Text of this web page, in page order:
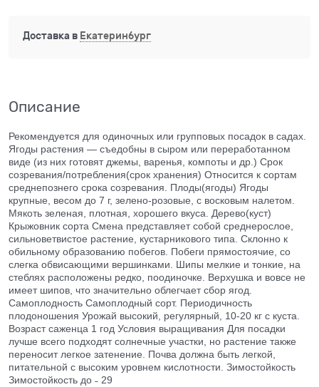
Доставка в Екатеринбург
Описание
Рекомендуется для одиночных или групповых посадок в садах.
Ягоды растения — съедобны в сыром или переработанном
виде (из них готовят джемы, варенья, компоты и др.) Срок
созревания/потребления(срок хранения) Относится к сортам
среднепознего срока созревания. Плоды(ягоды) Ягоды
крупные, весом до 7 г, зелено-розовые, с восковым налетом.
Мякоть зеленая, плотная, хорошего вкуса. Дерево(куст)
Крыжовник сорта Смена представляет собой среднерослое,
сильноветвистое растение, кустарникового типа. Склонно к
обильному образованию побегов. Побеги прямостоячие, со
слегка обвисающими вершинками. Шипы мелкие и тонкие, на
стеблях расположены редко, поодиночке. Верхушка и вовсе не
имеет шипов, что значительно облегчает сбор ягод.
Самоплодность Самоплодный сорт. Периодичность
плодоношения Урожай высокий, регулярный, 10-20 кг с куста.
Возраст саженца 1 год Условия выращивания Для посадки
лучше всего подходят солнечные участки, но растение также
переносит легкое затенение. Почва должна быть легкой,
питательной с высоким уровнем кислотности. Зимостойкость
Зимостойкость до ˗ 29